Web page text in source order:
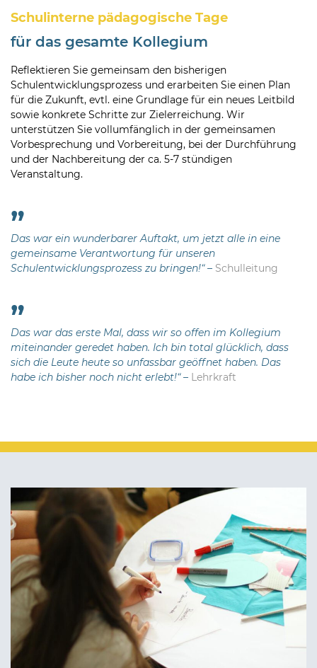
Schulinterne pädagogische Tage
für das gesamte Kollegium
Reflektieren Sie gemeinsam den bisherigen
Schulentwicklungsprozess und erarbeiten Sie einen Plan
für die Zukunft, evtl. eine Grundlage für ein neues Leitbild
sowie konkrete Schritte zur Zielerreichung. Wir
unterstützen Sie vollumfänglich in der gemeinsamen
Vorbesprechung und Vorbereitung, bei der Durchführung
und der Nachbereitung der ca. 5-7 stündigen
Veranstaltung.
„
Das war ein wunderbarer Auftakt, um jetzt alle in eine
gemeinsame Verantwortung für unseren
Schulentwicklungsprozess zu bringen!“ – Schulleitung
„
Das war das erste Mal, dass wir so offen im Kollegium
miteinander geredet haben. Ich bin total glücklich, dass
sich die Leute heute so unfassbar geöffnet haben. Das
habe ich bisher noch nicht erlebt!“ – Lehrkraft